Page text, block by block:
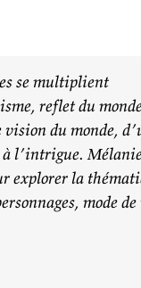
se multiplient
reflet du
du monde,
l’intrigue.
explorer la
mode